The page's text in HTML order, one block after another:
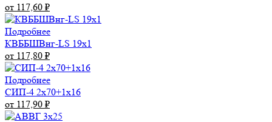
от 117,60 ₽
Подробнее
КВББШВнг-LS 19х1
от 117,80 ₽
Подробнее
СИП-4 2х70+1х16
от 117,90 ₽